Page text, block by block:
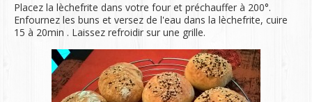
Placez la lèchefrite dans votre four et préchauffer à 200°.
Enfournez les buns et versez de l'eau dans la lèchefrite, cuire
15 à 20min . Laissez refroidir sur une grille.